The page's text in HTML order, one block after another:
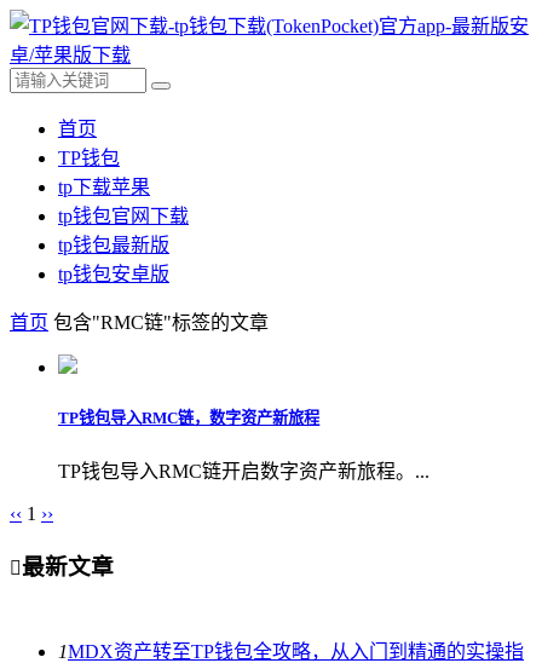
首页
TP钱包
tp下载苹果
tp钱包官网下载
tp钱包最新版
tp钱包安卓版
首页 包含"RMC链"标签的文章
TP钱包导入RMC链，数字资产新旅程
TP钱包导入RMC链开启数字资产新旅程。...
‹‹ 1 ››
最新文章
1MDX资产转至TP钱包全攻略，从入门到精通的实操指